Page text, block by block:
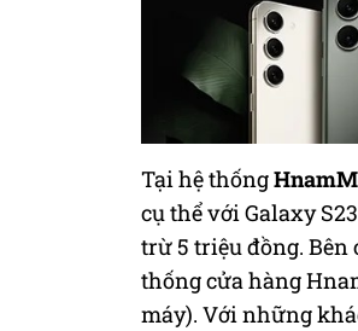
Tại hệ thống
cụ thể với Galaxy
trừ 5 triệu đồng.
thống cửa hàng
máy). Với những